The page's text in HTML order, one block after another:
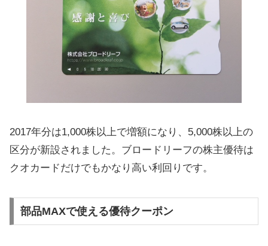
2017年分は1,000株以上で増額になり、5,000株以上の
区分が新設されました。ブロードリーフの株主優待は
クオカードだけでもかなり高い利回りです。
部品MAXで使える優待クーポン